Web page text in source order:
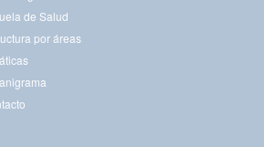
de Salud
por áreas